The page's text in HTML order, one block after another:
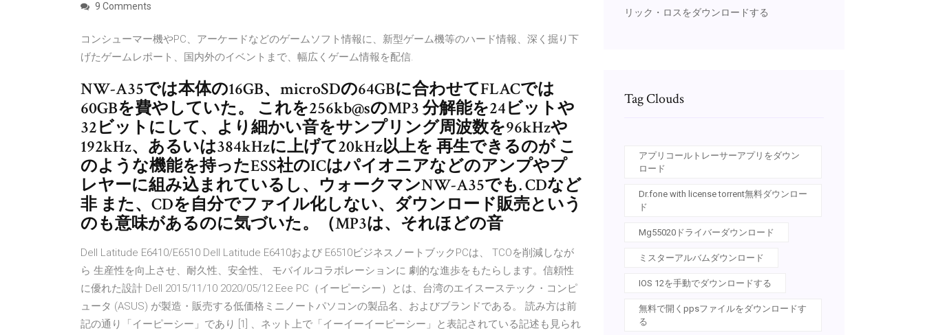
9 Comments
コンシューマー機やPC、アーケードなどのゲームソフト情報に、新型ゲーム機等のハード情報、深く掘り下
げたゲームレポート、国内外のイベントまで、幅広くゲーム情報を配信.
NW-A35では本体の16GB、microSDの64GBに合わせてFLACでは
60GBを費やしていた。 これを256kb@sのMP3 分解能を24ビットや
32ビットにして、より細かい音をサンプリング周波数を96kHzや
192kHz、あるいは384kHzに上げて20kHz以上を 再生できるのが こ
のような機能を持ったESS社のICはパイオニアなどのアンプやプ
レヤーに組み込まれているし、ウォークマンNW-A35でも. CDなど
非 また、CDを自分でファイル化しない、ダウンロード販売という
のも意味があるのに気づいた。（MP3は、それほどの音
Dell Latitude E6410/E6510 Dell Latitude E6410および E6510ビジネスノートブックPCは、 TCOを削減しなが
ら 生産性を向上させ、耐久性、安全性、 モバイルコラボレーションに 劇的な進歩をもたらします。信頼性
に優れた設計 Dell 2015/11/10 2020/05/12 Eee PC（イーピーシー）とは、台湾のエイスーステック・コンピ
ュータ (ASUS) が製造・販売する低価格ミニノートパソコンの製品名、およびブランドである。 読み方は前
記の通り「イーピーシー」であり [1] 、ネット上で「イーイーイーピーシー」と表記されている記述も見られ
リック・ロスをダウンロードする
Tag Clouds
アプリコールトレーサーアプリをダウン
ロード
Dr.fone with license torrent無料ダウンロー
ド
Mg55020ドライバーダウンロード
ミスターアルバムダウンロード
IOS 12を手動でダウンロードする
無料で開くppsファイルをダウンロードす
る